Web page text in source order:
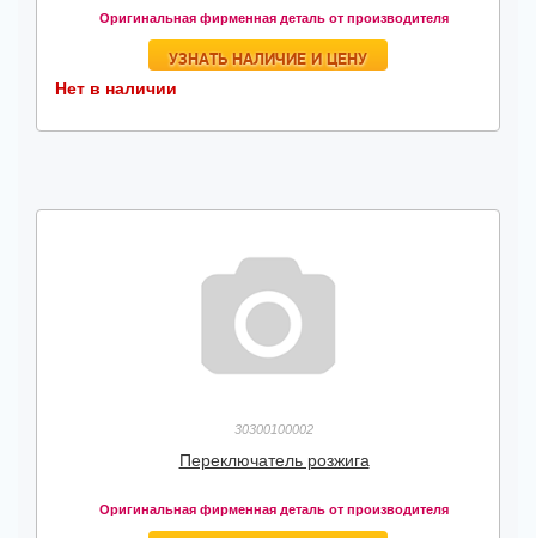
Оригинальная фирменная деталь от производителя
УЗНАТЬ НАЛИЧИЕ И ЦЕНУ
Нет в наличии
30300100002
Переключатель розжига
Оригинальная фирменная деталь от производителя